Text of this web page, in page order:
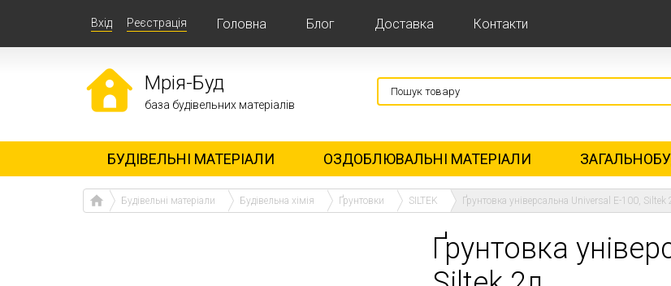
Вхід Реєстрація Головна Блог Доставка Контакти
Мрія-Буд
база будівельних матеріалів
БУДІВЕЛЬНІ МАТЕРІАЛИ ОЗДОБЛЮВАЛЬНІ МАТЕРІАЛИ
Будівельні матеріали Будівельна хімія Ґрунтовки SILTEK Ґрунтовка універсальна Universal Е-100, Siltek
Ґрунтовка